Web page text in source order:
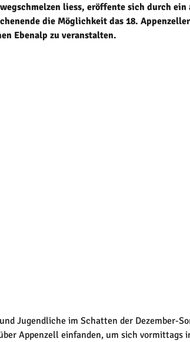
liess, eröffente sich durch ein
die Möglichkeit das 18.
Ebenalp zu veranstalten.
Jugendliche im Schatten der Dezember-
Appenzell einfanden, um sich vormittags